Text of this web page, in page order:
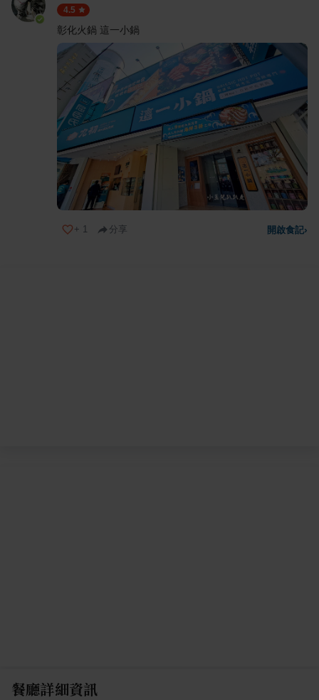
4.5
彰化火鍋 這一小鍋
+ 1 分享 開啟食記›
餐廳詳細資訊